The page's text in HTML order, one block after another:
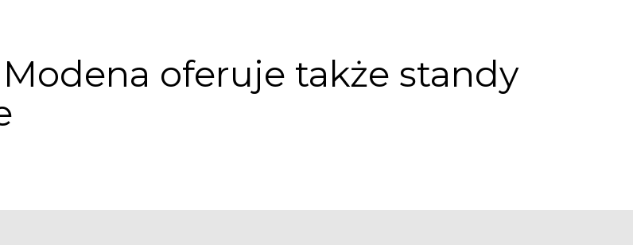
oferuje także standy